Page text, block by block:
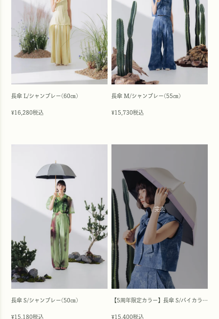
長傘 L/シャンブレー(60㎝)
¥16,280税込
長傘 M/シャンブレー(55㎝)
¥15,730税込
長傘 S/シャンブレー(50㎝)
¥15,180税込
【5周年限定カラー】長傘 S/バイカラー(50cm)
¥15,400税込
完売